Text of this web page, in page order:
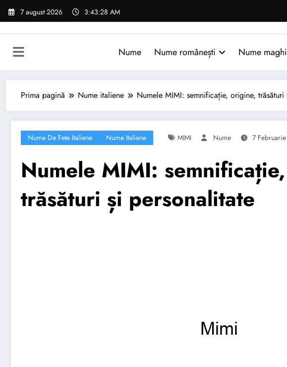
Sari
7 august 2026 3:43:29 AM
Nume Nume românești Nume
Prima pagină Nume italiene Numele MIMI: semnificație, origine, trăsături
Nume De Fete Italiene Nume Italiene MIMI Nume 7
Numele MIMI:
trăsături și personalitate